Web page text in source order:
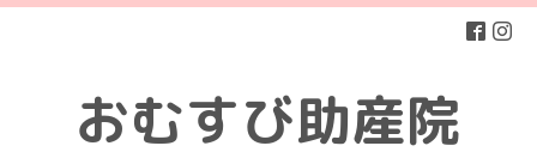
おむすび助産院